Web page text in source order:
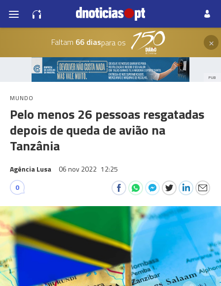
Faltam 66 diaspara os ×
PUB
MUNDO
Pelo menos 26 pessoas resgatadas
depois de queda de avião na
Tanzânia
Agência Lusa 06 nov 2022 12:25
0